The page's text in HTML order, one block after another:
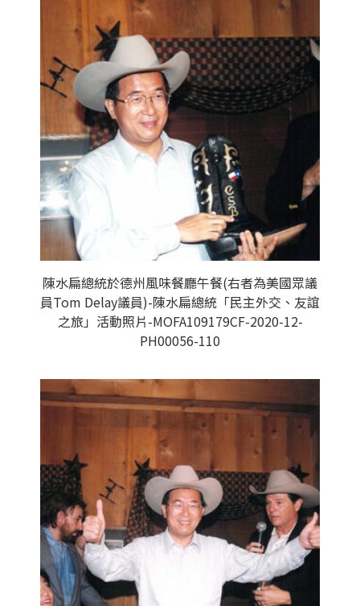
陳水扁總統於德州風味餐廳午餐(右者為美國眾議
員Tom Delay議員)-陳水扁總統「民主外交、友誼
之旅」活動照片-MOFA109179CF-2020-12-
PH00056-110